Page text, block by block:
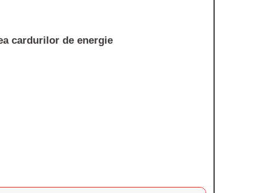
cardurilor de energie